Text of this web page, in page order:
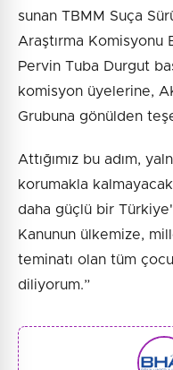
sunan TBMM Suça
Araştırma Komisyonu
Pervin Tuba Durgut
komisyon üyelerine,
Grubuna gönülden
Attığımız bu adım,
korumakla
daha güçlü bir
Kanunun ülkemize,
teminatı olan tüm
diliyorum.”